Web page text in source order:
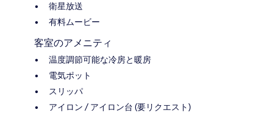
衛星放送
有料ムービー
客室のアメニティ
温度調節可能な冷房と暖房
電気ポット
スリッパ
アイロン / アイロン台 (要リクエスト)